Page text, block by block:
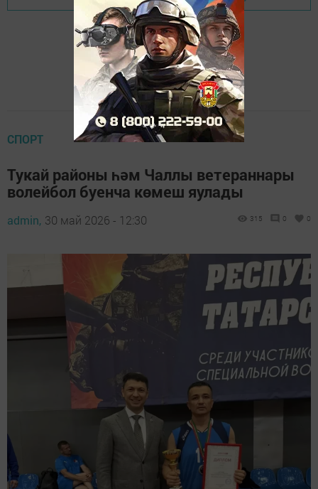
СПОРТ
Тукай районы һәм Чаллы ветераннары
волейбол буенча көмеш яулады
admin, 30 май 2026 - 12:30 315 0 0